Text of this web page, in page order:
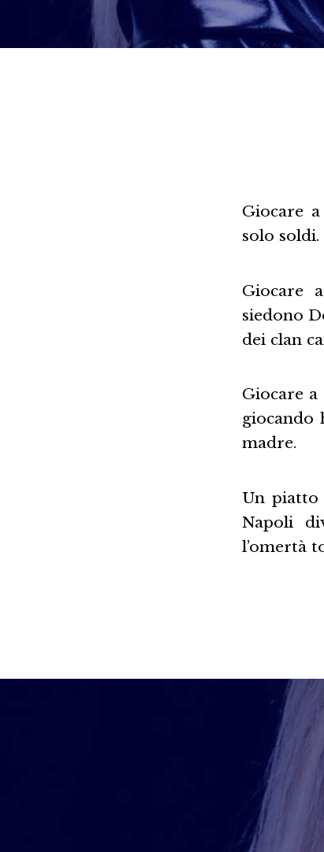
Giocare
solo soldi.
Giocare
siedono
dei clan
Giocare
giocando
madre.
Un piatto
Napoli
l’omertà